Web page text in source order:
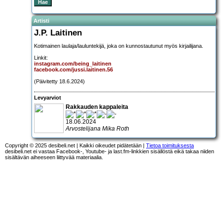
Artisti
J.P. Laitinen
Kotimainen laulaja/lauluntekijä, joka on kunnostautunut myös kirjailijana.
Linkit:
instagram.com/being_laitinen
facebook.com/jussi.laitinen.56
(Päivitetty 18.6.2024)
Levyarviot
Rakkauden kappaleita
18.06.2024
Arvostelijana Mika Roth
Copyright © 2025 desibeli.net | Kaikki oikeudet pidätetään | Tietoa toimituksesta
desibeli.net ei vastaa Facebook-, Youtube- ja last.fm-linkkien sisällöstä eikä takaa niiden
sisältävän aiheeseen liittyvää materiaalia.